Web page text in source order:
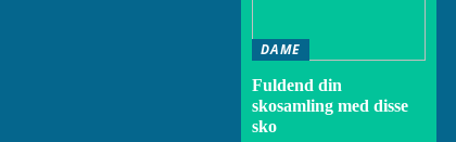
DAME
Fuldend din
skosamling med disse
sko